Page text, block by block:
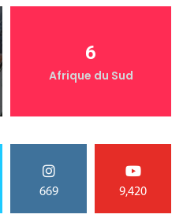
6
Afrique du Sud
669 9,420